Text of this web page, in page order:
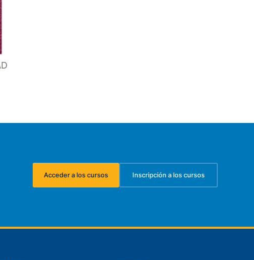
Acceder a los cursos
(se abre en una nueva pestaña)
Inscripción a los cursos
(se abre en una nueva